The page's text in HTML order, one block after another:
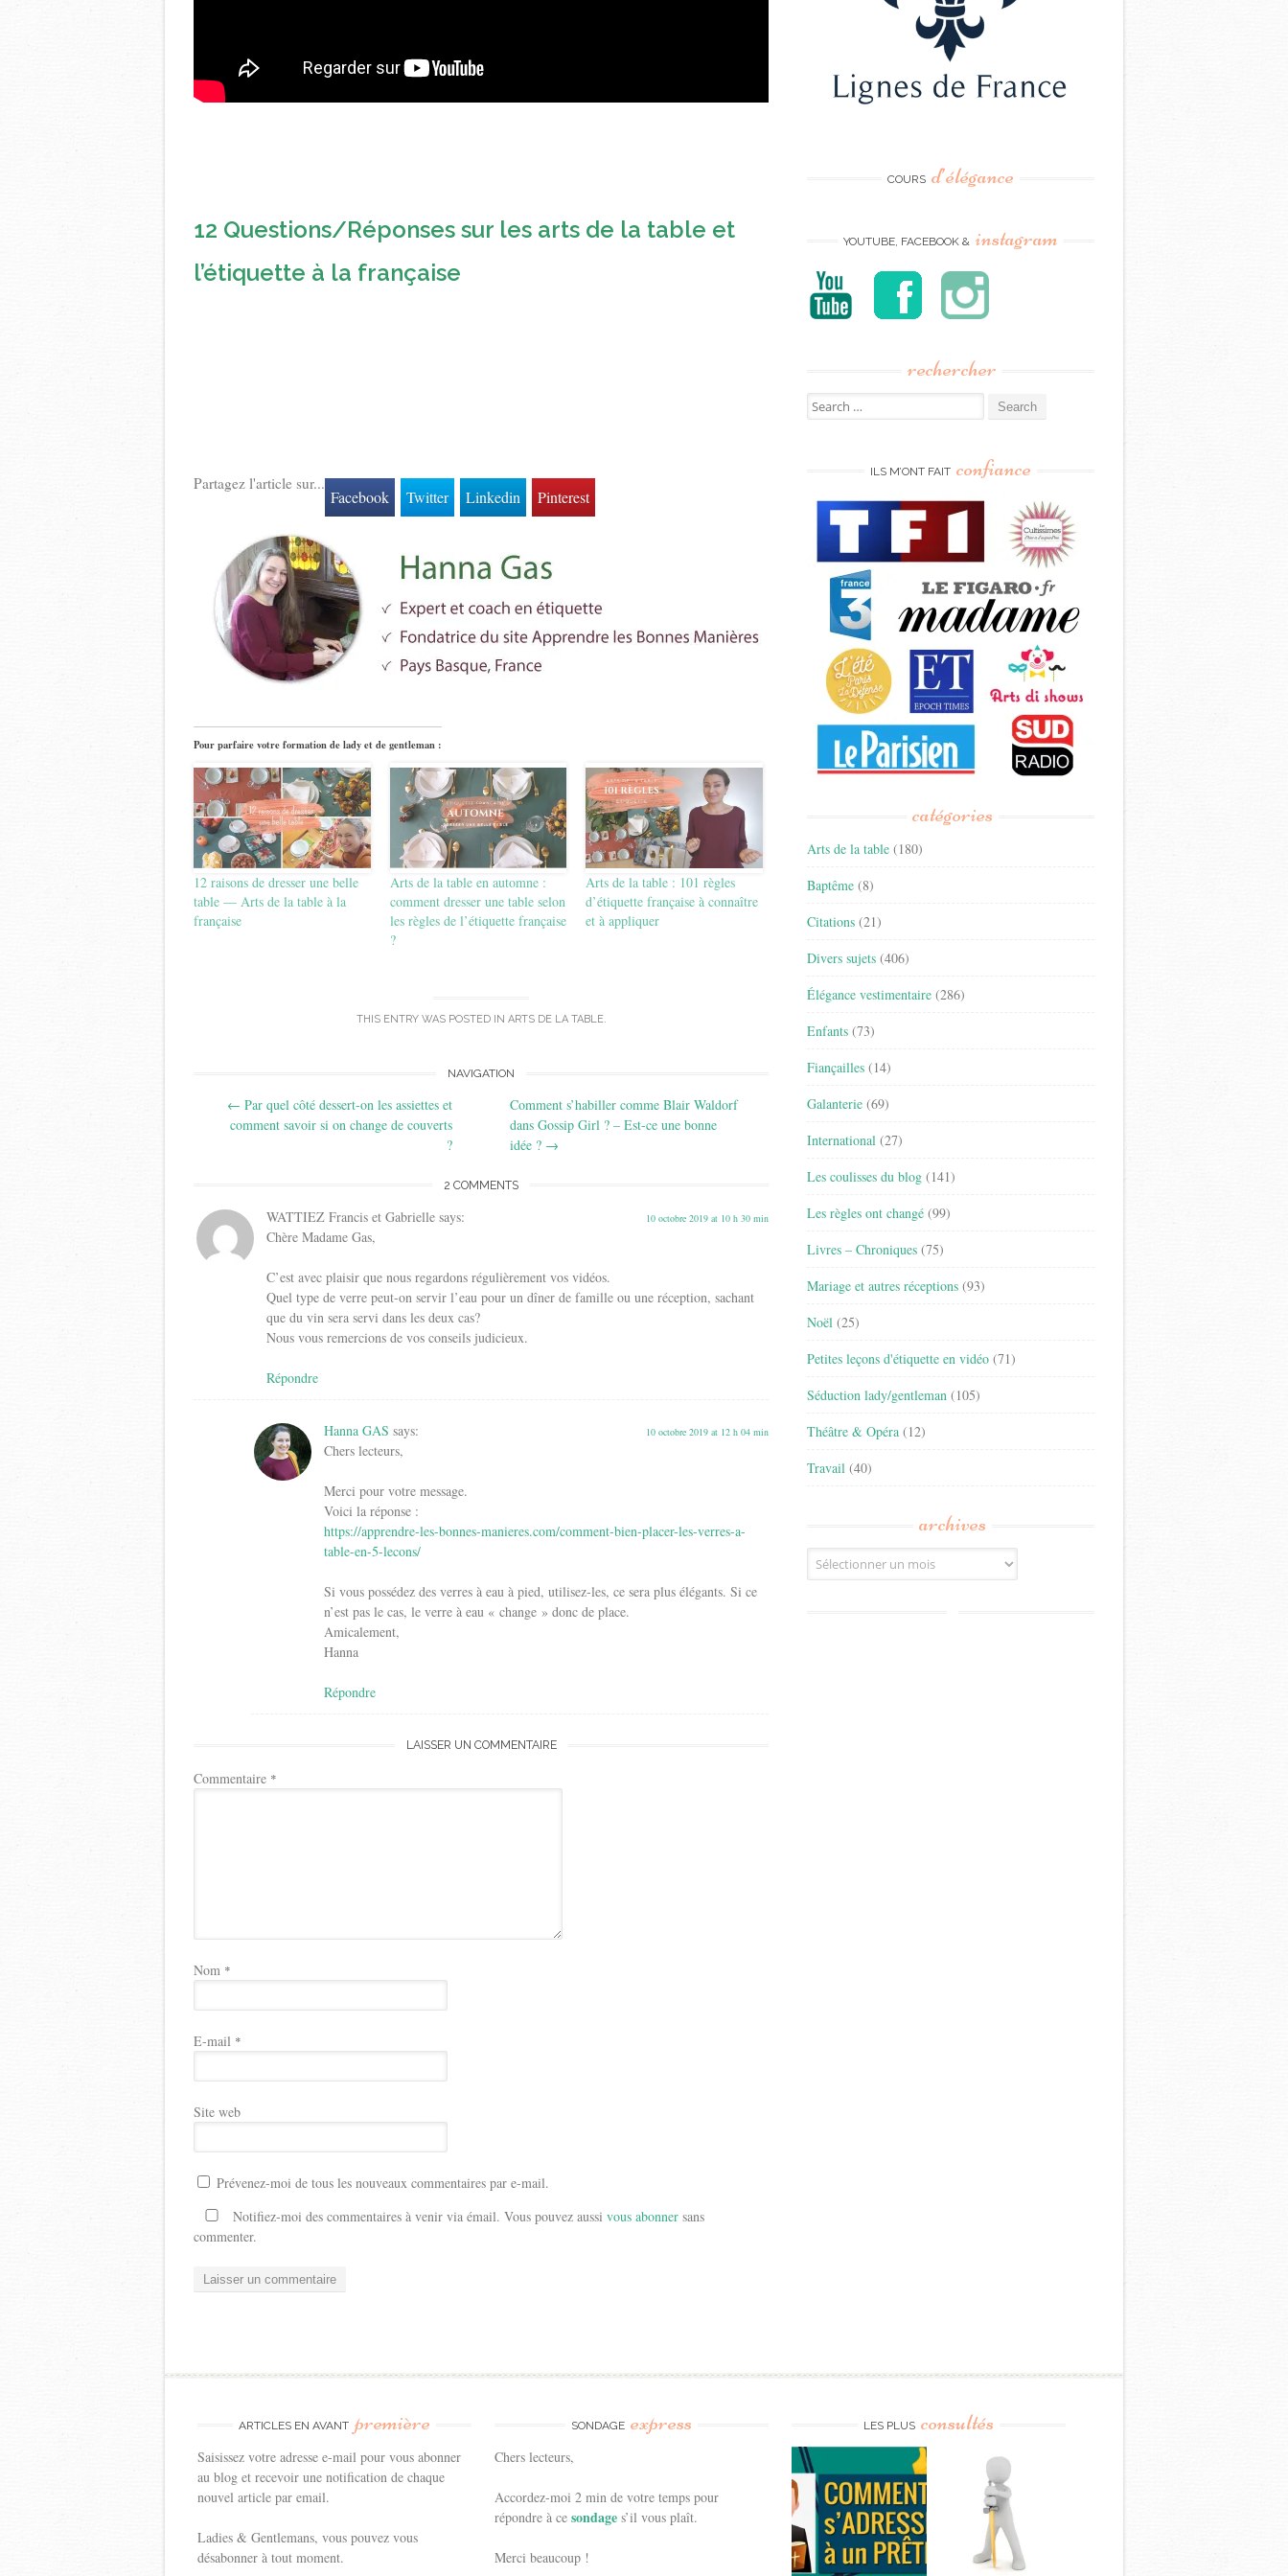
12 Questions/Réponses sur les arts de la table et
l’étiquette à la française
Partagez l'article sur...
Facebook Twitter Linkedin Pinterest
Pour parfaire votre formation de lady et de gentleman :
12 raisons de dresser une belle
table — Arts de la table à la
française
Arts de la table en automne :
comment dresser une table selon
les règles de l’étiquette française
?
Arts de la table : 101 règles
d’étiquette française à connaître
et à appliquer
THIS ENTRY WAS POSTED IN ARTS DE LA TABLE.
navigation
NAVIGATION
← Par quel côté dessert-on les assiettes et
comment savoir si on change de couverts
?
Comment s’habiller comme Blair Waldorf
dans Gossip Girl ? – Est-ce une bonne
idée ? →
2 COMMENTS
WATTIEZ Francis et Gabrielle says: 10 octobre 2019 at 10 h 30 min
Chère Madame Gas,
C’est avec plaisir que nous regardons régulièrement vos vidéos.
Quel type de verre peut-on servir l’eau pour un dîner de famille ou une réception, sachant
que du vin sera servi dans les deux cas?
Nous vous remercions de vos conseils judicieux.
Répondre
Hanna GAS says: 10 octobre 2019 at 12 h 04 min
Chers lecteurs,
Merci pour votre message.
Voici la réponse :
https://apprendre-les-bonnes-manieres.com/comment-bien-placer-les-verres-a-
table-en-5-lecons/
Si vous possédez des verres à eau à pied, utilisez-les, ce sera plus élégants. Si ce
n’est pas le cas, le verre à eau « change » donc de place.
Amicalement,
Hanna
Répondre
LAISSER UN COMMENTAIRE
Commentaire *
Nom *
E-mail *
Site web
Prévenez-moi de tous les nouveaux commentaires par e-mail.
Notifiez-moi des commentaires à venir via émail. Vous pouvez aussi vous abonner sans
commenter.
COURS d’élégance
YOUTUBE, FACEBOOK & instagram
rechercher
Search
for:
ILS M’ONT FAIT confiance
catégories
Arts de la table (180)
Baptême (8)
Citations (21)
Divers sujets (406)
Élégance vestimentaire (286)
Enfants (73)
Fiançailles (14)
Galanterie (69)
International (27)
Les coulisses du blog (141)
Les règles ont changé (99)
Livres – Chroniques (75)
Mariage et autres réceptions (93)
Noël (25)
Petites leçons d'étiquette en vidéo (71)
Séduction lady/gentleman (105)
Théâtre & Opéra (12)
Travail (40)
archives
Archives
ARTICLES EN AVANT première
Saisissez votre adresse e-mail pour vous abonner
au blog et recevoir une notification de chaque
nouvel article par email.
Ladies & Gentlemans, vous pouvez vous
désabonner à tout moment.
SONDAGE express
Chers lecteurs,
Accordez-moi 2 min de votre temps pour
répondre à cesondages’il vous plaît.
Merci beaucoup !
LES PLUS consultés